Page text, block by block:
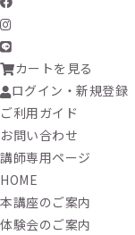
カートを見る
ログイン・新規登録
ご利用ガイド
お問い合わせ
講師専用ページ
HOME
本講座のご案内
体験会のご案内